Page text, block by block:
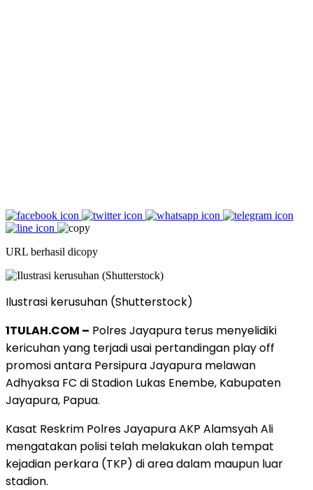
URL berhasil dicopy
Ilustrasi kerusuhan (Shutterstock)
1TULAH.COM – Polres Jayapura terus menyelidiki
kericuhan yang terjadi usai pertandingan play off
promosi antara Persipura Jayapura melawan
Adhyaksa FC di Stadion Lukas Enembe, Kabupaten
Jayapura, Papua.
Kasat Reskrim Polres Jayapura AKP Alamsyah Ali
mengatakan polisi telah melakukan olah tempat
kejadian perkara (TKP) di area dalam maupun luar
stadion.